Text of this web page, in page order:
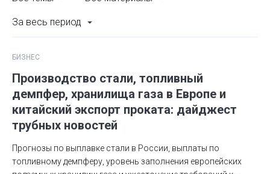
За весь период
БИЗНЕС
Производство стали, топливный
демпфер, хранилища газа в Европе и
китайский экспорт проката: дайджест
трубных новостей
Прогнозы по выплавке стали в России, выплаты по
топливному демпферу, уровень заполнения европейских